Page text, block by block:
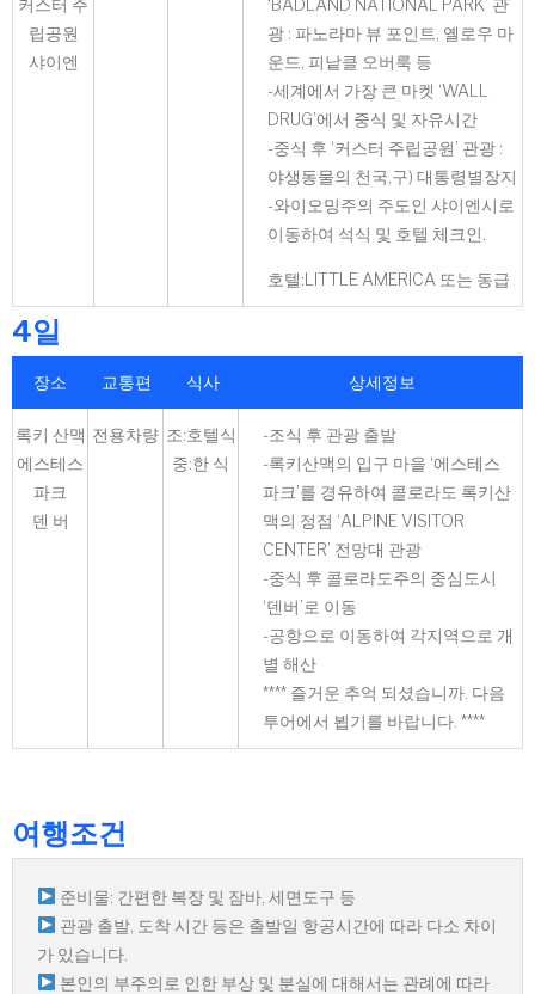
립공원
샤이엔
광 : 파노라마 뷰 포인트, 옐로우 마
운드, 피낱클 오버룩 등
-세계에서 가장 큰 마켓 ‘WALL
DRUG’에서 중식 및 자유시간
-중식 후 ‘커스터 주립공원’ 관광 :
야생동물의 천국,구) 대통령별장지
-와이오밍주의 주도인 샤이엔시로
이동하여 석식 및 호텔 체크인.
호텔:LITTLE AMERICA 또는 동급
4일
장소 교통편 식사 상세정보
록키 산맥
에스테스
파크
덴 버
전용차량 조:호텔식
중:한 식
-조식 후 관광 출발
-록키산맥의 입구 마을 ‘에스테스
파크’를 경유하여 콜로라도 록키산
맥의 정점 ‘ALPINE VISITOR
CENTER’ 전망대 관광
-중식 후 콜로라도주의 중심도시
‘덴버’로 이동
-공항으로 이동하여 각지역으로 개
별 해산
**** 즐거운 추억 되셨습니까. 다음
투어에서 뵙기를 바랍니다. ****
여행조건
준비물: 간편한 복장 및 잠바, 세면도구 등
관광 출발, 도착 시간 등은 출발일 항공시간에 따라 다소 차이
가 있습니다.
본인의 부주의로 인한 부상 및 분실에 대해서는 관례에 따라